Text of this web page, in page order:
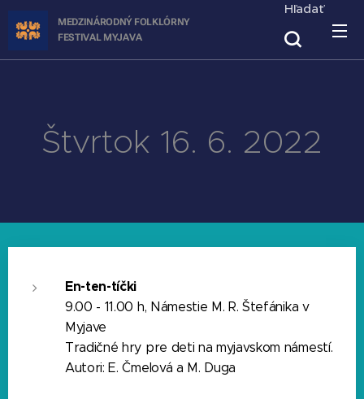
MEDZINÁRODNÝ FOLKLÓRNY
FESTIVAL MYJAVA
Hľadať
Štvrtok 16. 6. 2022
En-ten-tíčki
9.00 - 11.00 h, Námestie M. R. Štefánika v
Myjave
Tradičné hry pre deti na myjavskom námestí.
Autori: E. Čmelová a M. Duga